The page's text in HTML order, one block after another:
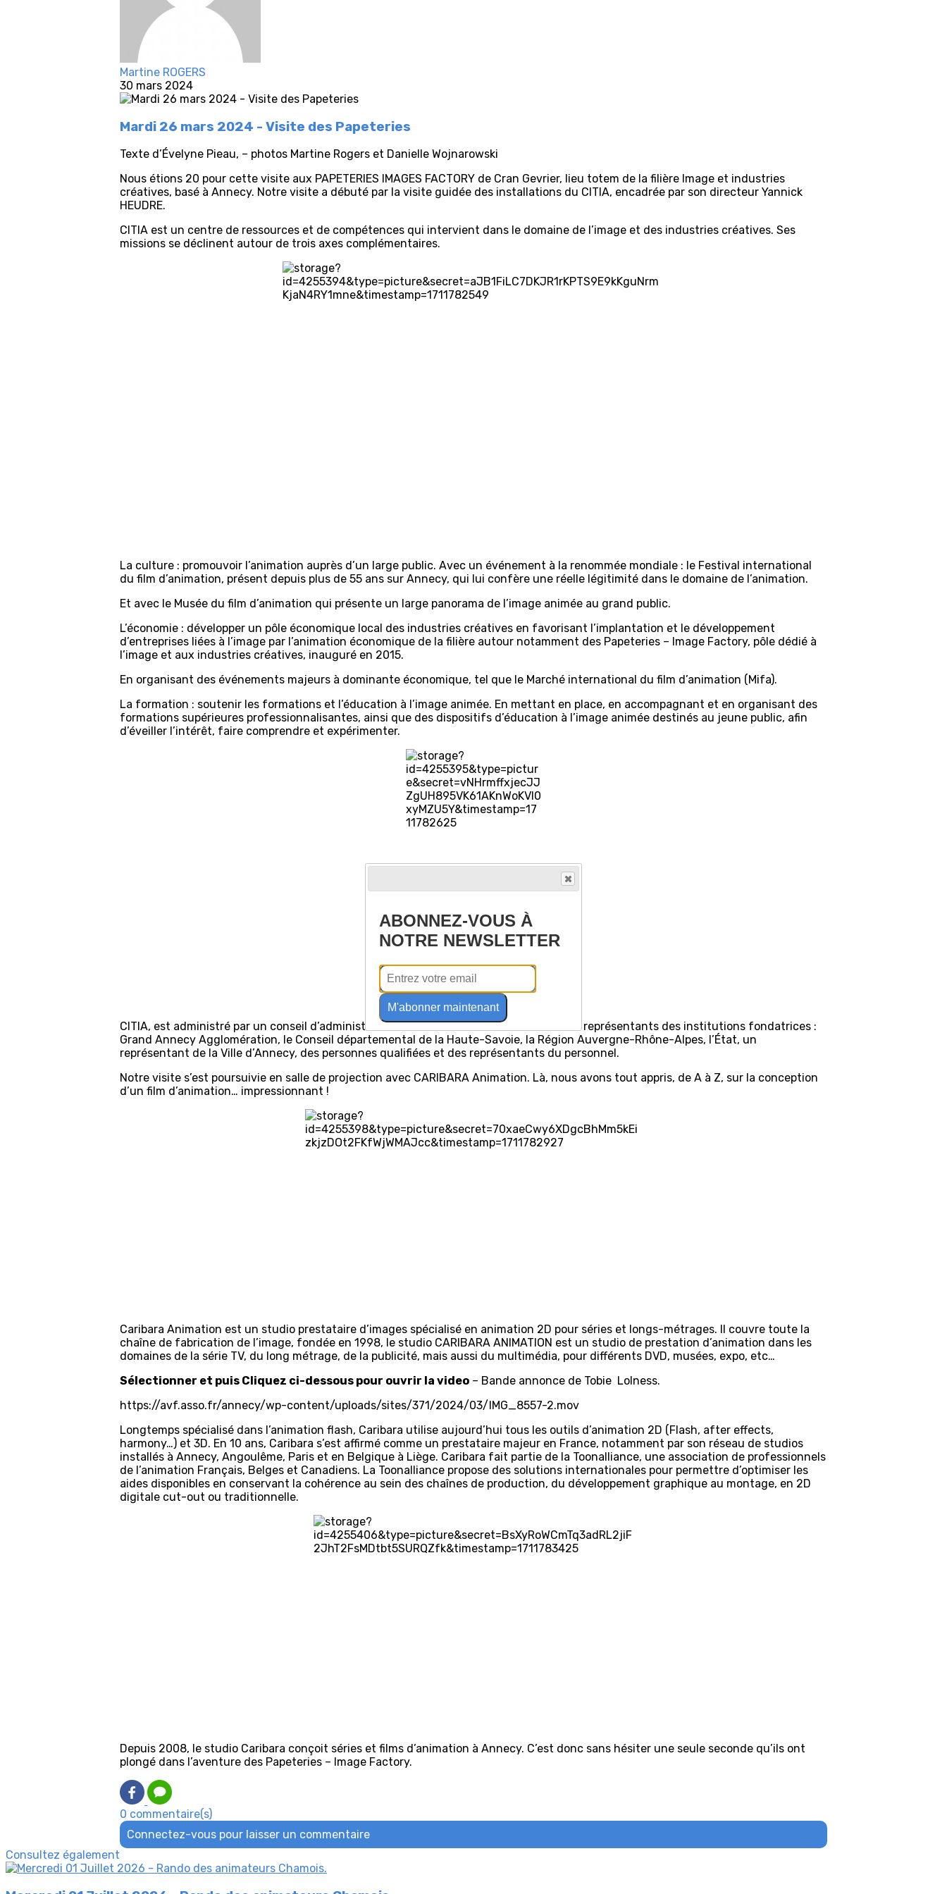
Martine ROGERS
30 mars 2024
Mardi 26 mars 2024 - Visite des Papeteries
Texte d’Évelyne Pieau, – photos Martine Rogers et Danielle Wojnarowski
Nous étions 20 pour cette visite aux PAPETERIES IMAGES FACTORY de Cran Gevrier, lieu totem de la filière Image et industries
créatives, basé à Annecy. Notre visite a débuté par la visite guidée des installations du CITIA, encadrée par son directeur Yannick
HEUDRE.
CITIA est un centre de ressources et de compétences qui intervient dans le domaine de l’image et des industries créatives. Ses
missions se déclinent autour de trois axes complémentaires.
La culture : promouvoir l’animation auprès d’un large public. Avec un événement à la renommée mondiale : le Festival international
du film d’animation, présent depuis plus de 55 ans sur Annecy, qui lui confère une réelle légitimité dans le domaine de l’animation.
Et avec le Musée du film d’animation qui présente un large panorama de l’image animée au grand public.
L’économie : développer un pôle économique local des industries créatives en favorisant l’implantation et le développement
d’entreprises liées à l’image par l’animation économique de la filière autour notamment des Papeteries – Image Factory, pôle dédié à
l’image et aux industries créatives, inauguré en 2015.
En organisant des événements majeurs à dominante économique, tel que le Marché international du film d’animation (Mifa).
La formation : soutenir les formations et l’éducation à l’image animée. En mettant en place, en accompagnant et en organisant des
formations supérieures professionnalisantes, ainsi que des dispositifs d’éducation à l’image animée destinés au jeune public, afin
d’éveiller l’intérêt, faire comprendre et expérimenter.
CITIA, est administré par un conseil d’administration de 17 membres. Il est constitué de représentants des institutions fondatrices :
Grand Annecy Agglomération, le Conseil départemental de la Haute-Savoie, la Région Auvergne-Rhône-Alpes, l’État, un
représentant de la Ville d’Annecy, des personnes qualifiées et des représentants du personnel.
Notre visite s’est poursuivie en salle de projection avec CARIBARA Animation. Là, nous avons tout appris, de A à Z, sur la conception
d’un film d’animation… impressionnant !
Caribara Animation est un studio prestataire d’images spécialisé en animation 2D pour séries et longs-métrages. Il couvre toute la
chaîne de fabrication de l’image, fondée en 1998, le studio CARIBARA ANIMATION est un studio de prestation d’animation dans les
domaines de la série TV, du long métrage, de la publicité, mais aussi du multimédia, pour différents DVD, musées, expo, etc…
Sélectionner et puis Cliquez ci-dessous pour ouvrir la video – Bande annonce de Tobie Lolness.
https://avf.asso.fr/annecy/wp-content/uploads/sites/371/2024/03/IMG_8557-2.mov
Longtemps spécialisé dans l’animation flash, Caribara utilise aujourd’hui tous les outils d’animation 2D (Flash, after effects,
harmony…) et 3D. En 10 ans, Caribara s’est affirmé comme un prestataire majeur en France, notamment par son réseau de studios
installés à Annecy, Angoulême, Paris et en Belgique à Liège. Caribara fait partie de la Toonalliance, une association de professionnels
de l’animation Français, Belges et Canadiens. La Toonalliance propose des solutions internationales pour permettre d’optimiser les
aides disponibles en conservant la cohérence au sein des chaînes de production, du développement graphique au montage, en 2D
digitale cut-out ou traditionnelle.
Depuis 2008, le studio Caribara conçoit séries et films d’animation à Annecy. C’est donc sans hésiter une seule seconde qu’ils ont
plongé dans l’aventure des Papeteries – Image Factory.
0 commentaire(s)
Connectez-vous pour laisser un commentaire
Consultez également
ABONNEZ-VOUS À
NOTRE NEWSLETTER
M'abonner maintenant